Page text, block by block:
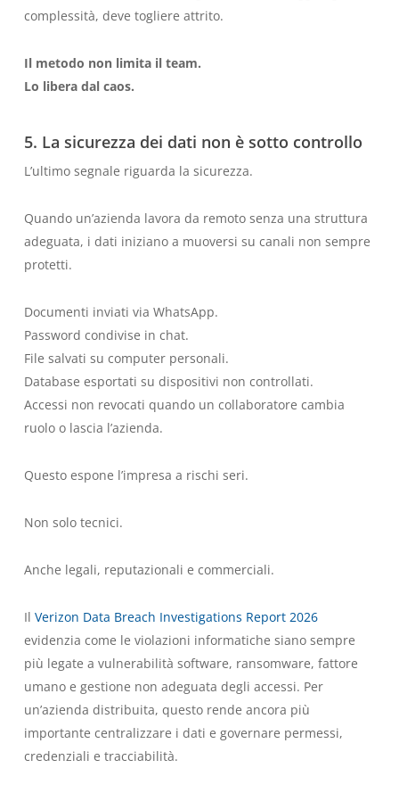
complessità, deve togliere attrito.
Il metodo non limita il team.
Lo libera dal caos.
5. La sicurezza dei dati non è sotto controllo
L’ultimo segnale riguarda la sicurezza.
Quando un’azienda lavora da remoto senza una struttura
adeguata, i dati iniziano a muoversi su canali non sempre
protetti.
Documenti inviati via WhatsApp.
Password condivise in chat.
File salvati su computer personali.
Database esportati su dispositivi non controllati.
Accessi non revocati quando un collaboratore cambia
ruolo o lascia l’azienda.
Questo espone l’impresa a rischi seri.
Non solo tecnici.
Anche legali, reputazionali e commerciali.
Il Verizon Data Breach Investigations Report 2026
evidenzia come le violazioni informatiche siano sempre
più legate a vulnerabilità software, ransomware, fattore
umano e gestione non adeguata degli accessi. Per
un’azienda distribuita, questo rende ancora più
importante centralizzare i dati e governare permessi,
credenziali e tracciabilità.